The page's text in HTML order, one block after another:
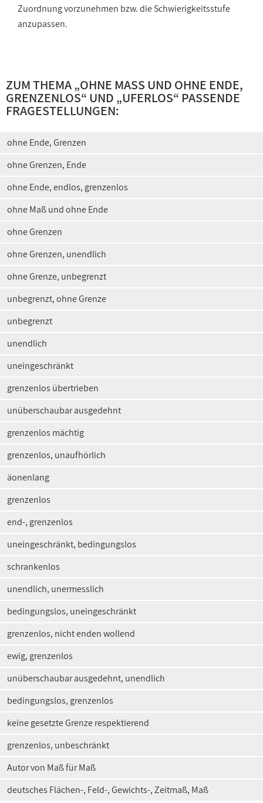
Zuordnung vorzunehmen bzw. die Schwierigkeitsstufe
anzupassen.
ZUM THEMA „OHNE MASS UND OHNE ENDE, G
RENZENLOS “ UND „UFERLOS“ PASSENDE
FRAGESTELLUNGEN:
ohne Ende, Grenzen
ohne Grenzen, Ende
ohne Ende, endlos, grenzenlos
ohne Maß und ohne Ende
ohne Grenzen
ohne Grenzen, unendlich
ohne Grenze, unbegrenzt
unbegrenzt, ohne Grenze
unbegrenzt
unendlich
uneingeschränkt
grenzenlos übertrieben
unüberschaubar ausgedehnt
grenzenlos mächtig
grenzenlos, unaufhörlich
äonenlang
grenzenlos
end-, grenzenlos
uneingeschränkt, bedingungslos
schrankenlos
unendlich, unermesslich
bedingungslos, uneingeschränkt
grenzenlos, nicht enden wollend
ewig, grenzenlos
unüberschaubar ausgedehnt, unendlich
bedingungslos, grenzenlos
keine gesetzte Grenze respektierend
grenzenlos, unbeschränkt
Autor von Maß für Maß
deutsches Flächen-, Feld-, Gewichts-, Zeitmaß, Maß